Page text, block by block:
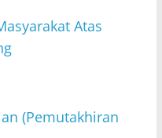
Atas
(Pemutakhiran